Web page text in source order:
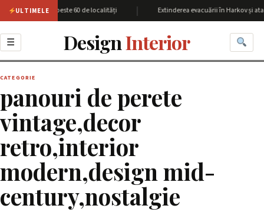
ULTIMELE
Harkov cu peste 60 de localități Extinderea evacuării în Harkov și
☰ DesignInterior
CATEGORIE
panouri de perete
vintage,decor
retro,interior
modern,design mid-
century,nostalgie